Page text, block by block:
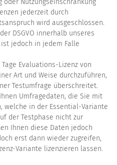
oder Nutzungseinschränkung
jederzeit durch
wird ausgeschlossen.
DSGVO innerhalb unseres
jedoch in jedem Falle
Evaluations-Lizenz von
Art und Weise durchzuführen,
Testumfrage überschreitet.
Umfragedaten, die Sie mit
welche in der Essential-Variante
der Testphase nicht zur
Ihnen diese Daten jedoch
erst dann wieder zugreifen,
Variante lizenzieren lassen.